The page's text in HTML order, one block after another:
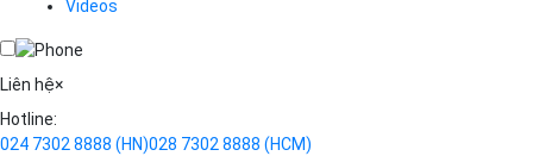
Cloud VPS
Videos
Videos
Liên hệ×
Hotline:
024 7302 8888 (HN)028 7302 8888 (HCM)